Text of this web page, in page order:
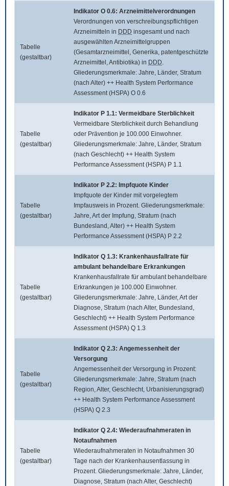
Tabelle
(gestaltbar)
Indikator O 0.6: Arzneimittelverordnungen
Verordnungen von verschreibungspflichtigen
Arzneimitteln in DDD insgesamt und nach
ausgewählten Arzneimittelgruppen
(Gesamtarzneimittel, Generika, patentgeschützte
Arzneimittel, Antibiotika) in DDD.
Gliederungsmerkmale: Jahre, Länder, Stratum
(nach Alter) ++ Health System Performance
Assessment (HSPA) O 0.6
Tabelle
(gestaltbar)
Indikator P 1.1: Vermeidbare Sterblichkeit
Vermeidbare Sterblichkeit durch Behandlung
oder Prävention je 100.000 Einwohner.
Gliederungsmerkmale: Jahre, Länder, Stratum
(nach Geschlecht) ++ Health System
Performance Assessment (HSPA) P 1.1
Tabelle
(gestaltbar)
Indikator P 2.2: Impfquote Kinder
Impfquote der Kinder mit vorgelegtem
Impfausweis in Prozent. Gliederungsmerkmale:
Jahre, Art der Impfung, Stratum (nach
Bundesland, Alter) ++ Health System
Performance Assessment (HSPA) P 2.2
Tabelle
(gestaltbar)
Indikator Q 1.3: Krankenhausfallrate für
ambulant behandelbare Erkrankungen
Krankenhausfallrate für ambulant behandelbare
Erkrankungen je 100.000 Einwohner.
Gliederungsmerkmale: Jahre, Länder, Art der
Diagnose, Stratum (nach Alter, Bundesland,
Geschlecht) ++ Health System Performance
Assessment (HSPA) Q 1.3
Tabelle
(gestaltbar)
Indikator Q 2.3: Angemessenheit der
Versorgung
Angemessenheit der Versorgung in Prozent:
Gliederungsmerkmale: Jahre, Stratum (nach
Region, Alter, Geschlecht, Urbanisierungsgrad)
++ Health System Performance Assessment
(HSPA) Q 2.3
Tabelle
(gestaltbar)
Indikator Q 2.4: Wiederaufnahmeraten in
Notaufnahmen
Wiederaufnahmeraten in Notaufnahmen 30
Tage nach der Krankenhausentlassung in
Prozent. Gliederungsmerkmale: Jahre, Länder,
Diagnose, Stratum (nach Alter, Geschlecht)